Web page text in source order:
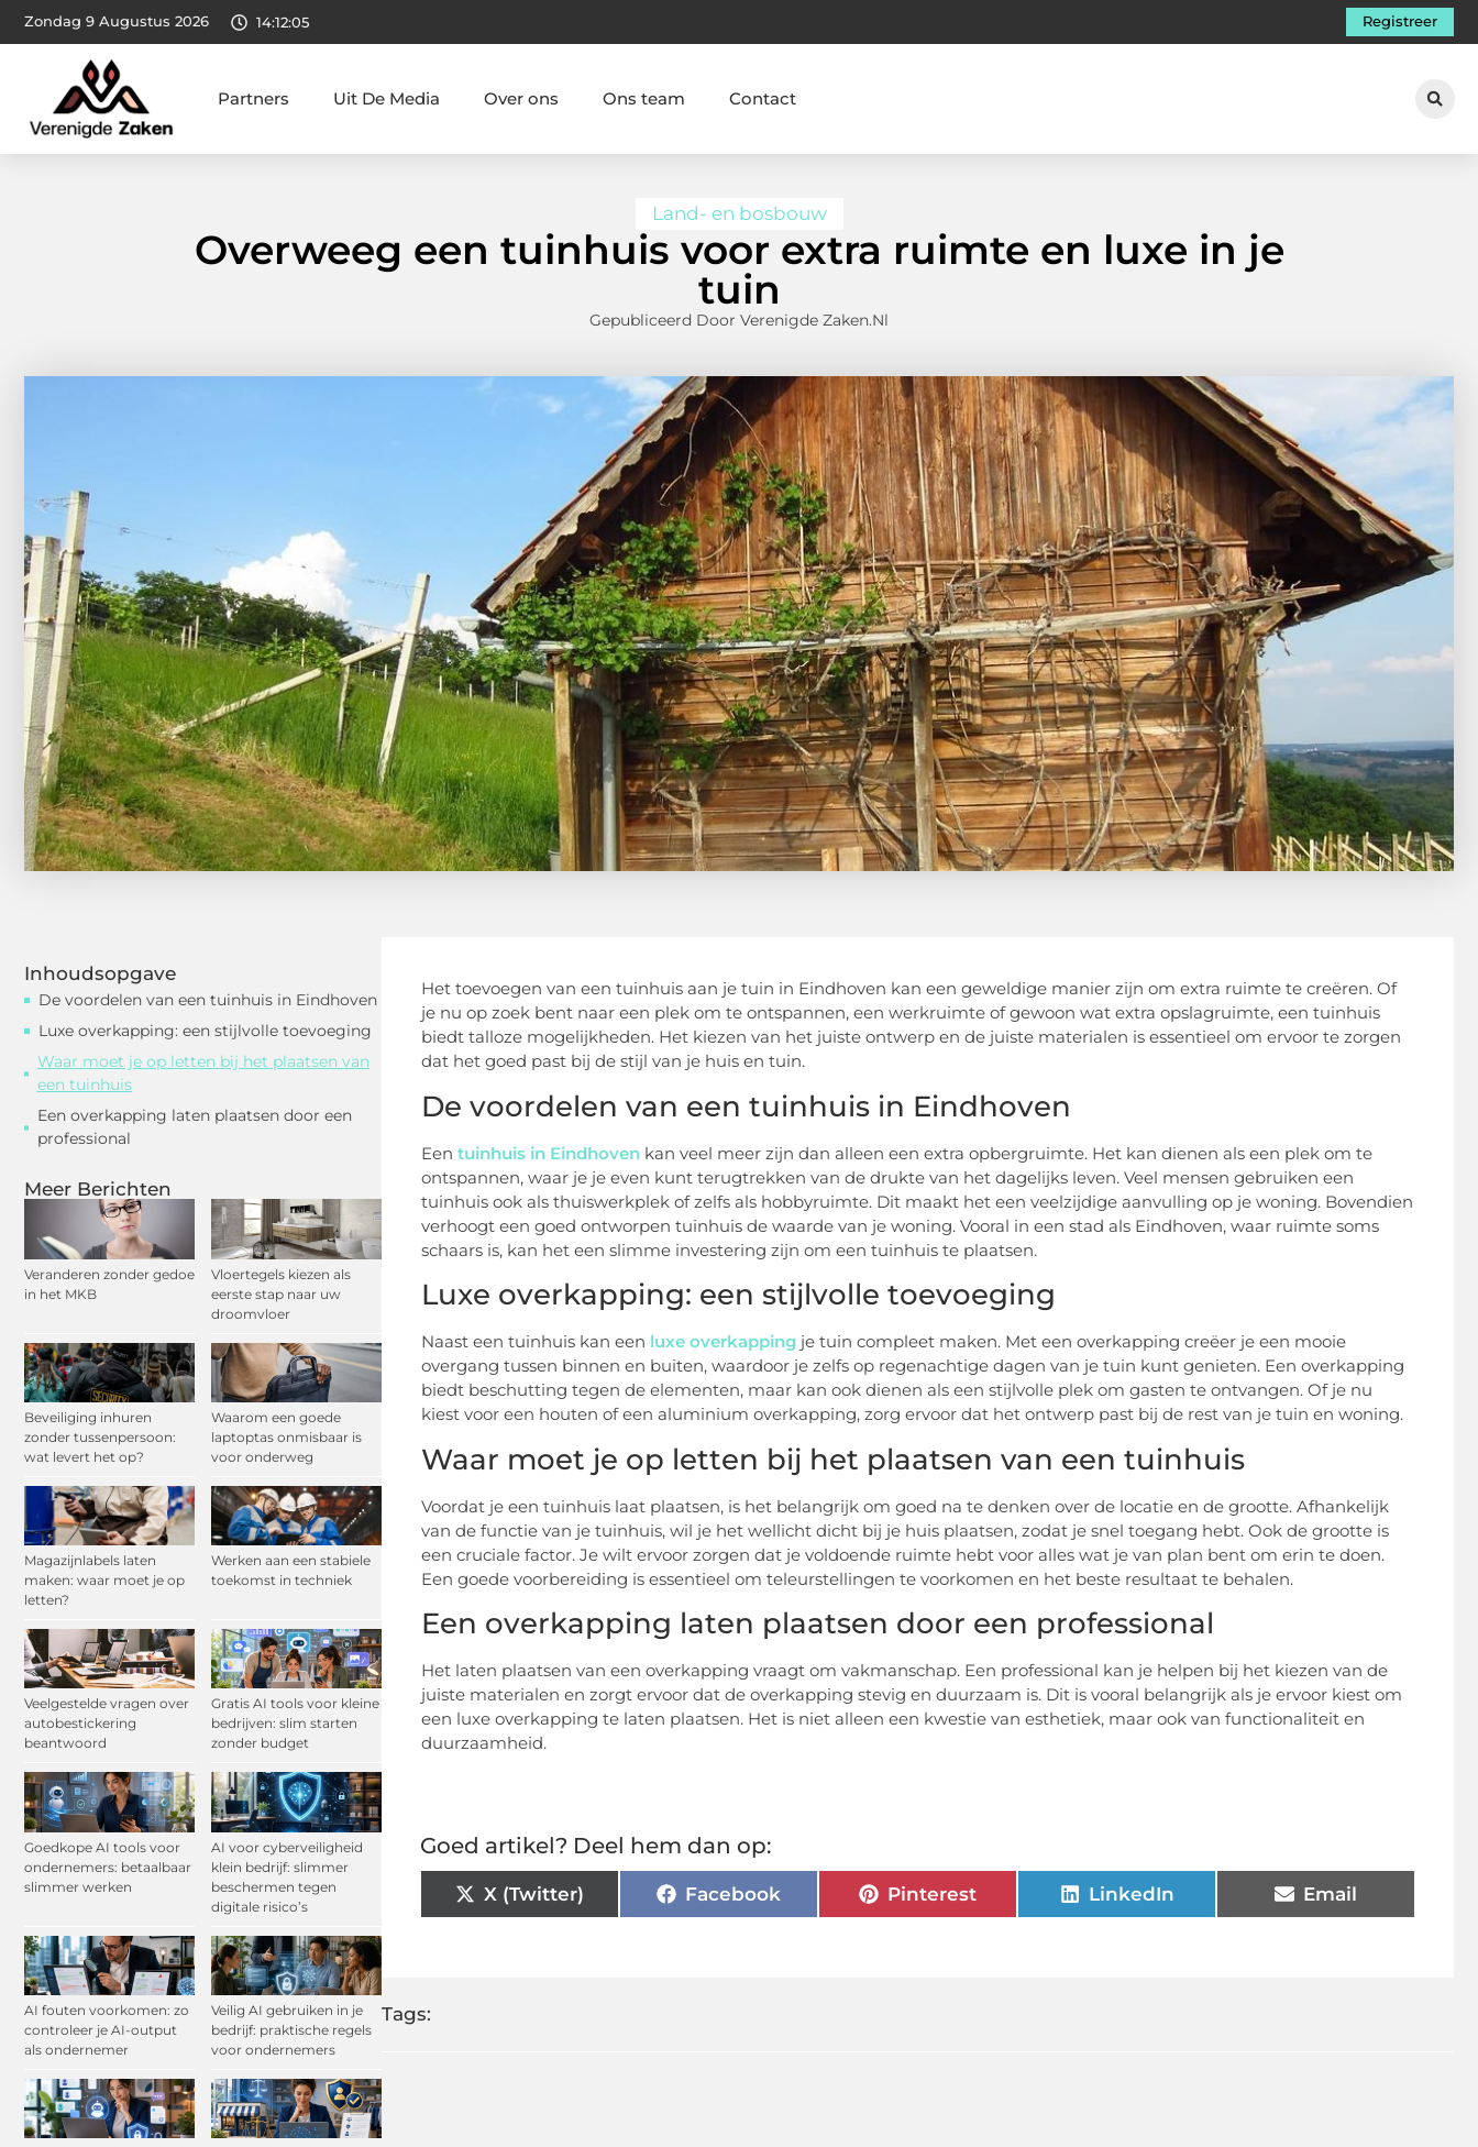
Zondag 9 Augustus 2026 14:12:07 Registreer
Partners Uit De Media Over ons Ons team Contact
Land- en bosbouw
Overweeg een tuinhuis voor extra ruimte en luxe in je
tuin
Gepubliceerd Door Verenigde Zaken.nl
Inhoudsopgave
De voordelen van een tuinhuis in Eindhoven
Luxe overkapping: een stijlvolle toevoeging
Waar moet je op letten bij het plaatsen van
een tuinhuis
Een overkapping laten plaatsen door een
professional
Meer Berichten
Veranderen zonder gedoe
in het MKB
Vloertegels kiezen als
eerste stap naar uw
droomvloer
Beveiliging inhuren
zonder tussenpersoon:
wat levert het op?
Waarom een goede
laptoptas onmisbaar is
voor onderweg
Magazijnlabels laten
maken: waar moet je op
letten?
Werken aan een stabiele
toekomst in techniek
Veelgestelde vragen over
autobestickering
beantwoord
Gratis AI tools voor kleine
bedrijven: slim starten
zonder budget
Goedkope AI tools voor
ondernemers: betaalbaar
slimmer werken
AI voor cyberveiligheid
klein bedrijf: slimmer
beschermen tegen
digitale risico’s
AI fouten voorkomen: zo
controleer je AI-output
als ondernemer
Veilig AI gebruiken in je
bedrijf: praktische regels
voor ondernemers
Het toevoegen van een tuinhuis aan je tuin in Eindhoven kan een geweldige manier zijn om extra ruimte te creëren. Of
je nu op zoek bent naar een plek om te ontspannen, een werkruimte of gewoon wat extra opslagruimte, een tuinhuis
biedt talloze mogelijkheden. Het kiezen van het juiste ontwerp en de juiste materialen is essentieel om ervoor te zorgen
dat het goed past bij de stijl van je huis en tuin.
De voordelen van een tuinhuis in Eindhoven
Een tuinhuis in Eindhoven kan veel meer zijn dan alleen een extra opbergruimte. Het kan dienen als een plek om te
ontspannen, waar je je even kunt terugtrekken van de drukte van het dagelijks leven. Veel mensen gebruiken een
tuinhuis ook als thuiswerkplek of zelfs als hobbyruimte. Dit maakt het een veelzijdige aanvulling op je woning. Bovendien
verhoogt een goed ontworpen tuinhuis de waarde van je woning. Vooral in een stad als Eindhoven, waar ruimte soms
schaars is, kan het een slimme investering zijn om een tuinhuis te plaatsen.
Luxe overkapping: een stijlvolle toevoeging
Naast een tuinhuis kan een luxe overkapping je tuin compleet maken. Met een overkapping creëer je een mooie
overgang tussen binnen en buiten, waardoor je zelfs op regenachtige dagen van je tuin kunt genieten. Een overkapping
biedt beschutting tegen de elementen, maar kan ook dienen als een stijlvolle plek om gasten te ontvangen. Of je nu
kiest voor een houten of een aluminium overkapping, zorg ervoor dat het ontwerp past bij de rest van je tuin en woning.
Waar moet je op letten bij het plaatsen van een tuinhuis
Voordat je een tuinhuis laat plaatsen, is het belangrijk om goed na te denken over de locatie en de grootte. Afhankelijk
van de functie van je tuinhuis, wil je het wellicht dicht bij je huis plaatsen, zodat je snel toegang hebt. Ook de grootte is
een cruciale factor. Je wilt ervoor zorgen dat je voldoende ruimte hebt voor alles wat je van plan bent om erin te doen.
Een goede voorbereiding is essentieel om teleurstellingen te voorkomen en het beste resultaat te behalen.
Een overkapping laten plaatsen door een professional
Het laten plaatsen van een overkapping vraagt om vakmanschap. Een professional kan je helpen bij het kiezen van de
juiste materialen en zorgt ervoor dat de overkapping stevig en duurzaam is. Dit is vooral belangrijk als je ervoor kiest om
een luxe overkapping te laten plaatsen. Het is niet alleen een kwestie van esthetiek, maar ook van functionaliteit en
duurzaamheid.
Goed artikel? Deel hem dan op:
X (Twitter) Facebook Pinterest LinkedIn Email
Tags: